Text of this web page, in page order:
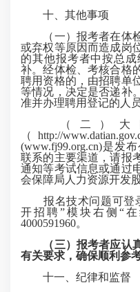
十、其他事项
（一）报考者在体检
或弃权等原因而造成岗
的其他报考者中按总
补。经体检、考核合格
聘用资格的，由招聘单
等情况，决定是否递补
准并办理聘用登记的人
（二）大田
（http://
(www.fj99.org.cn)是发
联系的主要渠道，请报
通知等考试信息或通过
会保障局人力资源开发股
报名技术问题可登录
开招聘”模块右侧“
4000591960。
（三）报考者应认
有关要求，确保顺利参考
十一、纪律和监督